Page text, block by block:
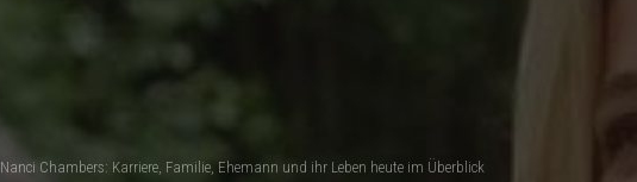
Nanci Chambers: Karriere, Familie, Ehemann und ihr Leben heute im Überblick